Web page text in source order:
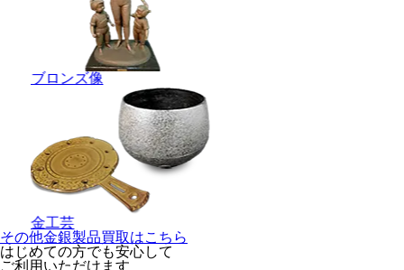
ブロンズ像
金工芸
その他金銀製品買取はこちら
はじめての方でも安心して
ご利用いただけます